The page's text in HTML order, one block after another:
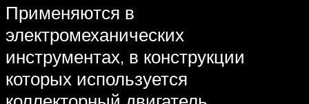
Применяются в
электромеханических
инструментах, в конструкции
которых используется